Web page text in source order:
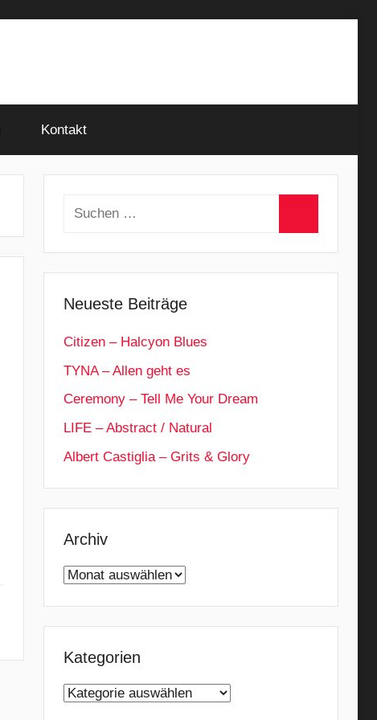
Kontakt
Suchen
Neueste Beiträge
Citizen – Halcyon Blues
TYNA – Allen geht es
Ceremony – Tell Me Your Dream
LIFE – Abstract / Natural
Albert Castiglia – Grits & Glory
Archiv
Archiv
Kategorien
Kategorien